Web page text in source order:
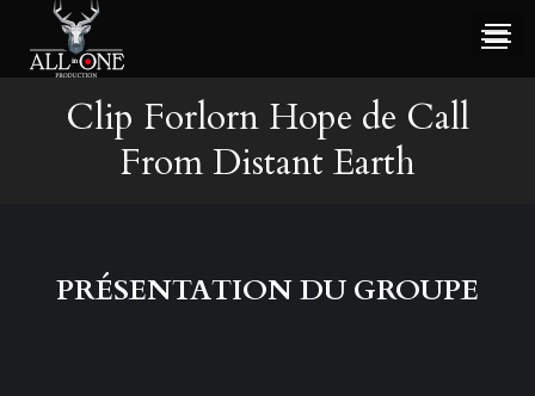
Clip Forlorn Hope de Call
From Distant Earth
PRÉSENTATION DU GROUPE